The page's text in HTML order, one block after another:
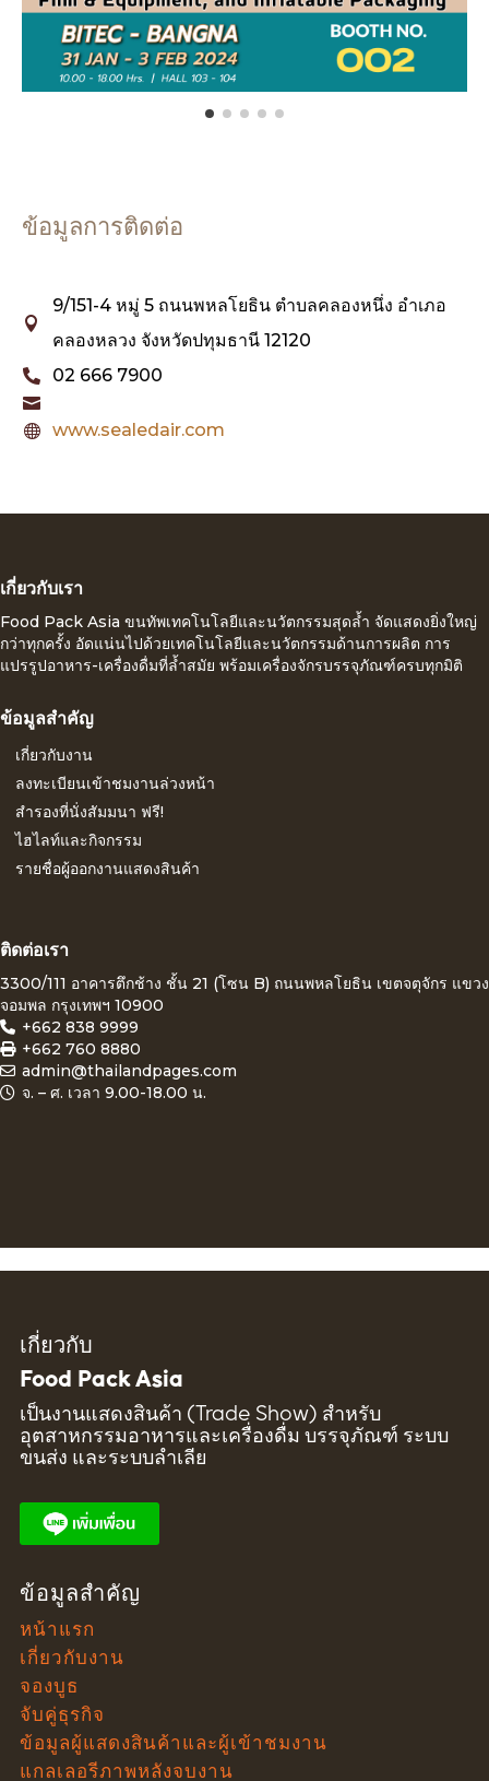
ข้อมูลการติดต่อ

9/151-4 หมู่ 5 ถนนพหลโยธิน ตำบลคลองหนึ่ง อำเภอ
คลองหลวง จังหวัดปทุมธานี 12120
 02 666 7900


www.sealedair.com
เกี่ยวกับเรา
Food Pack Asia ขนทัพเทคโนโลยีและนวัตกรรมสุดล้ำ จัดแสดงยิ่งใหญ่
กว่าทุกครั้ง อัดแน่นไปด้วยเทคโนโลยีและนวัตกรรมด้านการผลิต การ
แปรรูปอาหาร-เครื่องดื่มที่ล้ำสมัย พร้อมเครื่องจักรบรรจุภัณฑ์ครบทุกมิติ
ข้อมูลสำคัญ
เกี่ยวกับงาน
ลงทะเบียนเข้าชมงานล่วงหน้า
สำรองที่นั่งสัมมนา ฟรี!
ไฮไลท์และกิจกรรม
รายชื่อผู้ออกงานแสดงสินค้า
ติดต่อเรา
3300/111 อาคารตึกช้าง ชั้น 21 (โซน B) ถนนพหลโยธิน เขตจตุจักร แขวง
จอมพล กรุงเทพฯ 10900
+662 838 9999
+662 760 8880
admin@thailandpages.com
จ. – ศ. เวลา 9.00-18.00 น.
เกี่ยวกับ
Food Pack Asia
เป็นงานแสดงสินค้า (Trade Show) สำหรับ
อุตสาหกรรมอาหารและเครื่องดื่ม บรรจุภัณฑ์ ระบบ
ขนส่ง และระบบลำเลีย
ข้อมูลสำคัญ
หน้าแรก
เกี่ยวกับงาน
จองบูธ
จับคู่ธุรกิจ
ข้อมูลผู้แสดงสินค้าและผู้เข้าชมงาน
แกลเลอรีภาพหลังจบงาน